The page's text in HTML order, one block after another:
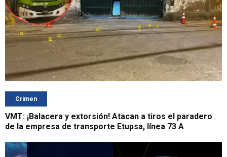
Crimen
VMT: ¡Balacera y extorsión! Atacan a tiros el paradero
de la empresa de transporte Etupsa, línea 73 A